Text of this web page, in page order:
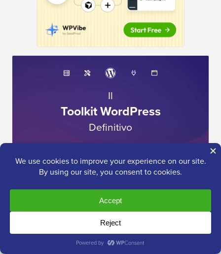
Il
Toolkit WordPress
Definitivo
raccolta di prodotti e risorse relative a WordPress che
ogni professionista dovrebbe avere!
Scarica ora
Ho bisogno di aiuto con...